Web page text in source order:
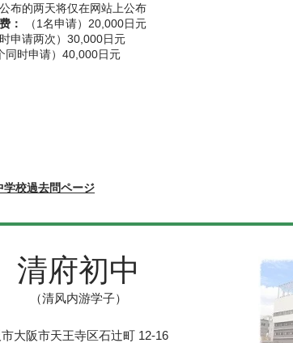
布的两天将仅在网站上公布
：
（1名申请）20,000日元
时申请两次）30,000日元
同时申请）40,000日元
学校過去問ページ
清府初中
（清风内游学子）
大阪市天王寺区石辻町 12-16